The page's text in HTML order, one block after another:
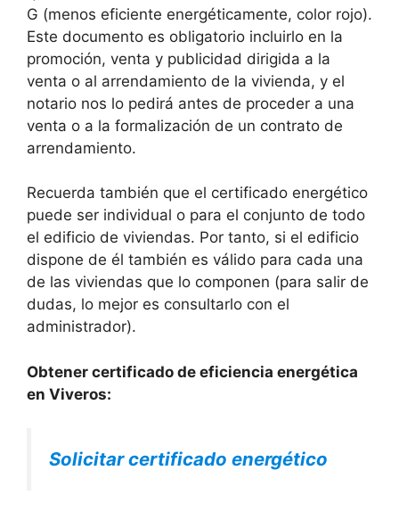
G (menos eficiente energéticamente, color rojo).
Este documento es obligatorio incluirlo en la
promoción, venta y publicidad dirigida a la
venta o al arrendamiento de la vivienda, y el
notario nos lo pedirá antes de proceder a una
venta o a la formalización de un contrato de
arrendamiento.
Recuerda también que el certificado energético
puede ser individual o para el conjunto de todo
el edificio de viviendas. Por tanto, si el edificio
dispone de él también es válido para cada una
de las viviendas que lo componen (para salir de
dudas, lo mejor es consultarlo con el
administrador).
Obtener certificado de eficiencia energética
en Viveros:
Solicitar certificado energético